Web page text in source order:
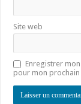
Site web
Enregistrer
pour mon